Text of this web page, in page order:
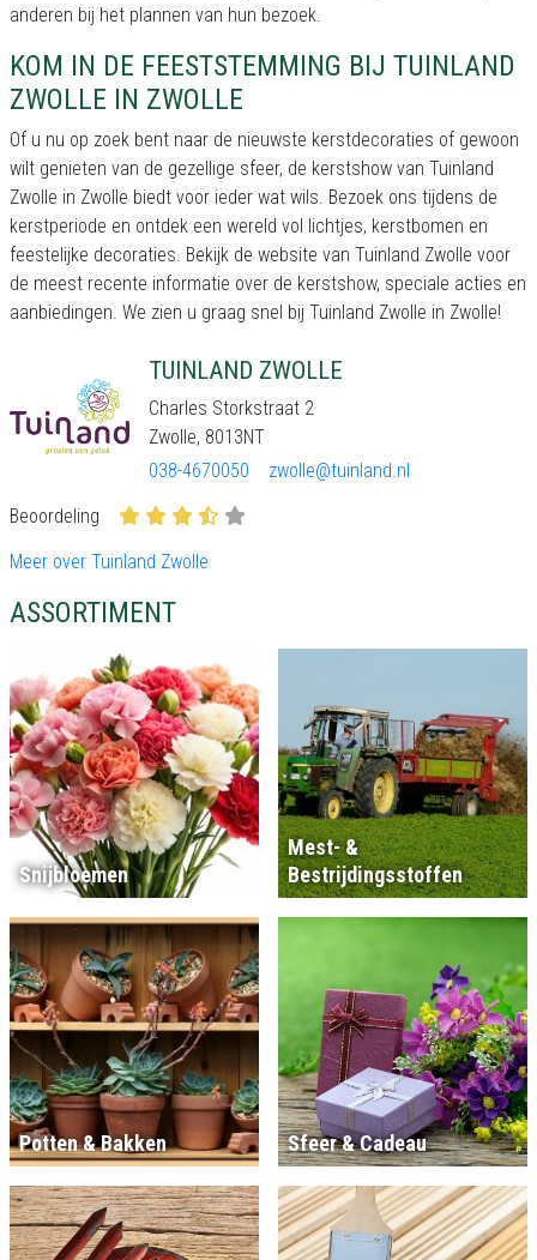
anderen bij het plannen van hun bezoek.
KOM IN DE FEESTSTEMMING BIJ TUINLAND
ZWOLLE IN ZWOLLE
Of u nu op zoek bent naar de nieuwste kerstdecoraties of gewoon
wilt genieten van de gezellige sfeer, de kerstshow van Tuinland
Zwolle in Zwolle biedt voor ieder wat wils. Bezoek ons tijdens de
kerstperiode en ontdek een wereld vol lichtjes, kerstbomen en
feestelijke decoraties. Bekijk de website van Tuinland Zwolle voor
de meest recente informatie over de kerstshow, speciale acties en
aanbiedingen. We zien u graag snel bij Tuinland Zwolle in Zwolle!
TUINLAND ZWOLLE
Charles Storkstraat 2
Zwolle, 8013NT
038-4670050
zwolle@tuinland.nl
Beoordeling
Meer over Tuinland Zwolle
ASSORTIMENT
Snijbloemen
Mest- &
Bestrijdingsstoffen
Potten & Bakken Sfeer & Cadeau